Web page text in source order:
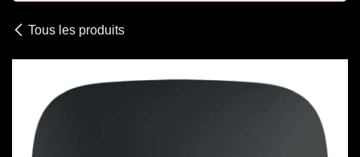
Tous les produits